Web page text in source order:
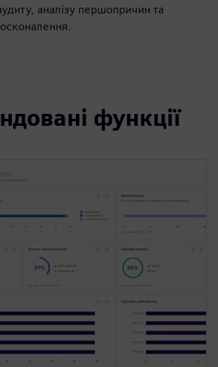
аналізу першопричин та
функції